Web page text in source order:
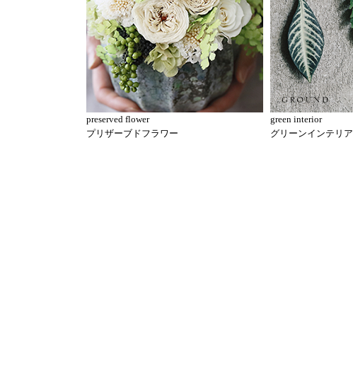
preserved flower
プリザーブドフラワー
green interior
グリーンインテリア